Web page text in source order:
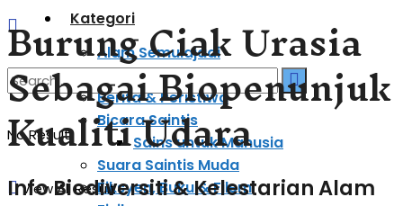
Kategori
Alam Semulajadi
Astronomi & Kosmologi
Berita & Peristiwa
Bicara Saintis
Sains untuk Manusia
Suara Saintis Muda
Fiksyen, Buku & Filem
No Result
View All Result
Burung Ciak Urasia
Sebagai Biopenunjuk
Kualiti Udara
Info Biodiversiti & Kelestarian Alam